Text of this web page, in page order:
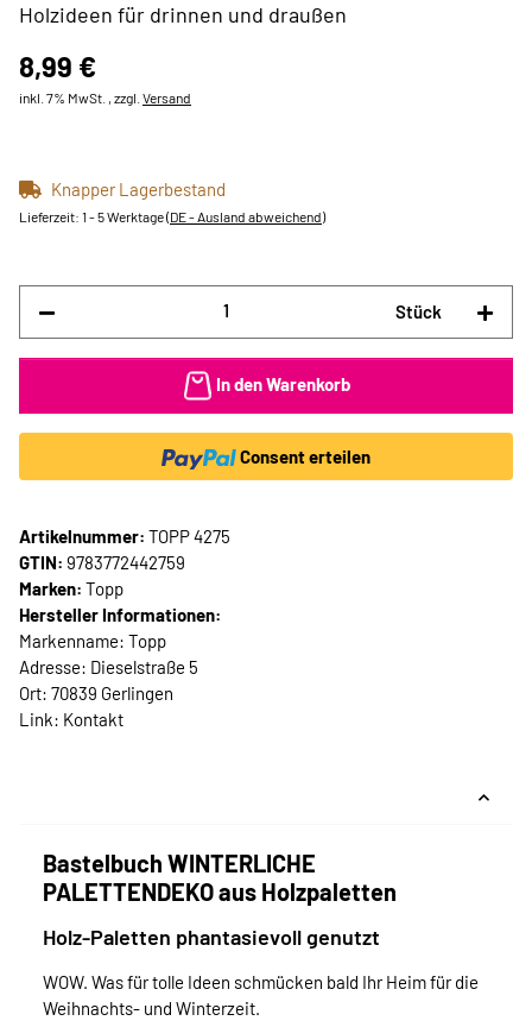
Holzideen für drinnen und draußen
8,99 €
inkl. 7% MwSt. , zzgl. Versand
Knapper Lagerbestand
Lieferzeit: 1 - 5 Werktage(DE - Ausland abweichend)
Stück
In den Warenkorb
Consent erteilen
Artikelnummer: TOPP 4275
GTIN: 9783772442759
Marken: Topp
Hersteller Informationen:
Markenname: Topp
Adresse: Dieselstraße 5
Ort: 70839 Gerlingen
Link: Kontakt
Bastelbuch WINTERLICHE
PALETTENDEKO aus Holzpaletten
Holz-Paletten phantasievoll genutzt
WOW. Was für tolle Ideen schmücken bald Ihr Heim für die
Weihnachts- und Winterzeit.